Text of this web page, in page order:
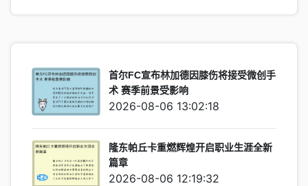
首尔FC宣布林加德因膝伤将接受微创手
术 赛季前景受影响
2026-08-06 13:02:18
隆东帕丘卡重燃辉煌开启职业生涯全新
篇章
2026-08-06 12:19:32